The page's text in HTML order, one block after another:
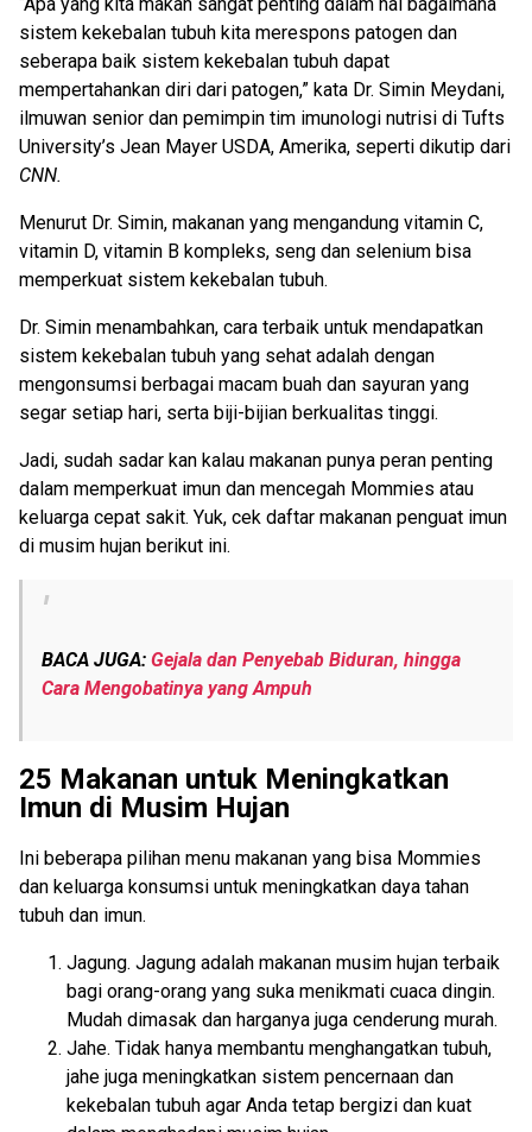
sistem kekebalan tubuh kita merespons patogen dan
seberapa baik sistem kekebalan tubuh dapat
mempertahankan diri dari patogen,” kata Dr. Simin Meydani,
ilmuwan senior dan pemimpin tim imunologi nutrisi di Tufts
University’s Jean Mayer USDA, Amerika, seperti dikutip dari
CNN.
Menurut Dr. Simin, makanan yang mengandung vitamin C,
vitamin D, vitamin B kompleks, seng dan selenium bisa
memperkuat sistem kekebalan tubuh.
Dr. Simin menambahkan, cara terbaik untuk mendapatkan
sistem kekebalan tubuh yang sehat adalah dengan
mengonsumsi berbagai macam buah dan sayuran yang
segar setiap hari, serta biji-bijian berkualitas tinggi.
Jadi, sudah sadar kan kalau makanan punya peran penting
dalam memperkuat imun dan mencegah Mommies atau
keluarga cepat sakit. Yuk, cek daftar makanan penguat imun
di musim hujan berikut ini.
BACA JUGA: Gejala dan Penyebab Biduran, hingga
Cara Mengobatinya yang Ampuh
25 Makanan untuk Meningkatkan
Imun di Musim Hujan
Ini beberapa pilihan menu makanan yang bisa Mommies
dan keluarga konsumsi untuk meningkatkan daya tahan
tubuh dan imun.
Jagung. Jagung adalah makanan musim hujan terbaik
bagi orang-orang yang suka menikmati cuaca dingin.
Mudah dimasak dan harganya juga cenderung murah.
Jahe. Tidak hanya membantu menghangatkan tubuh,
jahe juga meningkatkan sistem pencernaan dan
kekebalan tubuh agar Anda tetap bergizi dan kuat